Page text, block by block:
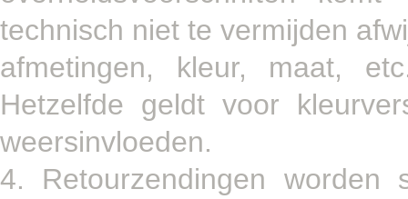
technisch niet te vermijden
afmetingen, kleur, maat,
Hetzelfde geldt voor
weersinvloeden.
4. Retourzendingen worden